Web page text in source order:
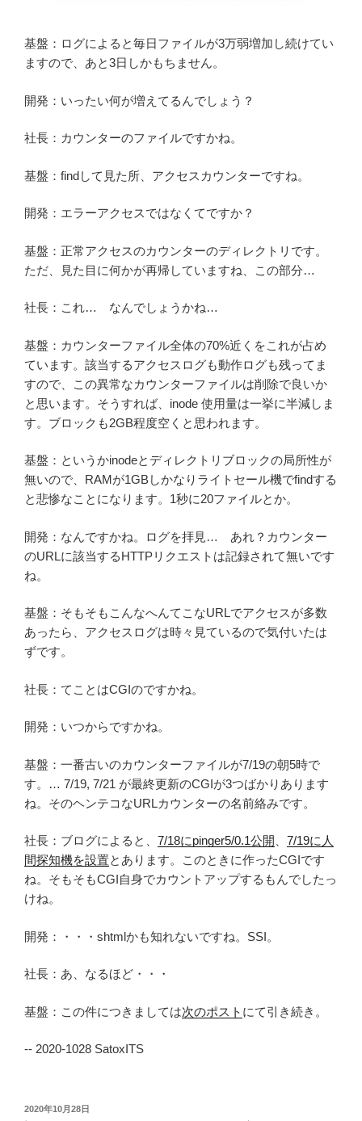
基盤：ログによると毎日ファイルが3万弱増加し続けてい
ますので、あと3日しかもちません。
開発：いったい何が増えてるんでしょう？
社長：カウンターのファイルですかね。
基盤：findして見た所、アクセスカウンターですね。
開発：エラーアクセスではなくてですか？
基盤：正常アクセスのカウンターのディレクトリです。
ただ、見た目に何かが再帰していますね、この部分…
社長：これ… なんでしょうかね…
基盤：カウンターファイル全体の70%近くをこれが占め
ています。該当するアクセスログも動作ログも残ってま
すので、この異常なカウンターファイルは削除で良いか
と思います。そうすれば、inode 使用量は一挙に半減しま
す。ブロックも2GB程度空くと思われます。
基盤：というかinodeとディレクトリブロックの局所性が
無いので、RAMが1GBしかなりライトセール機でfindする
と悲惨なことになります。1秒に20ファイルとか。
開発：なんですかね。ログを拝見… あれ？カウンター
のURLに該当するHTTPリクエストは記録されて無いです
ね。
基盤：そもそもこんなへんてこなURLでアクセスが多数
あったら、アクセスログは時々見ているので気付いたは
ずです。
社長：てことはCGIのですかね。
開発：いつからですかね。
基盤：一番古いのカウンターファイルが7/19の朝5時で
す。… 7/19, 7/21 が最終更新のCGIが3つばかりあります
ね。そのヘンテコなURLカウンターの名前絡みです。
社長：ブログによると、 7/18にpinger5/0.1公開
7/19に人
間探知機を設置とあります。このときに作ったCGIです
ね。そもそもCGI自身でカウントアップするもんでしたっ
けね。
開発：・・・shtmlかも知れないですね。SSI。
社長：あ、なるほど・・・
基盤：この件につきましては次のポスト にて引き続き。
-- 2020-1028 SatoxITS
投
2020年10月28日